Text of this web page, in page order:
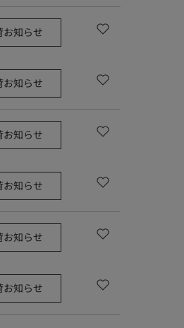
お知らせ
お知らせ
お知らせ
お知らせ
お知らせ
お知らせ